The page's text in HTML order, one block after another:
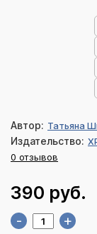
Автор: Татьяна
Издательство:
0 отзывов
390 руб.
- +